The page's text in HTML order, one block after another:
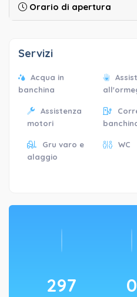
Orario di apertura
Servizi
Acqua in
banchina
Assistenza
motori
Gru varo e
alaggio
WC
297 0